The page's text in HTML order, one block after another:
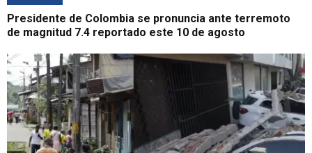
Presidente de Colombia se pronuncia ante terremoto
de magnitud 7.4 reportado este 10 de agosto